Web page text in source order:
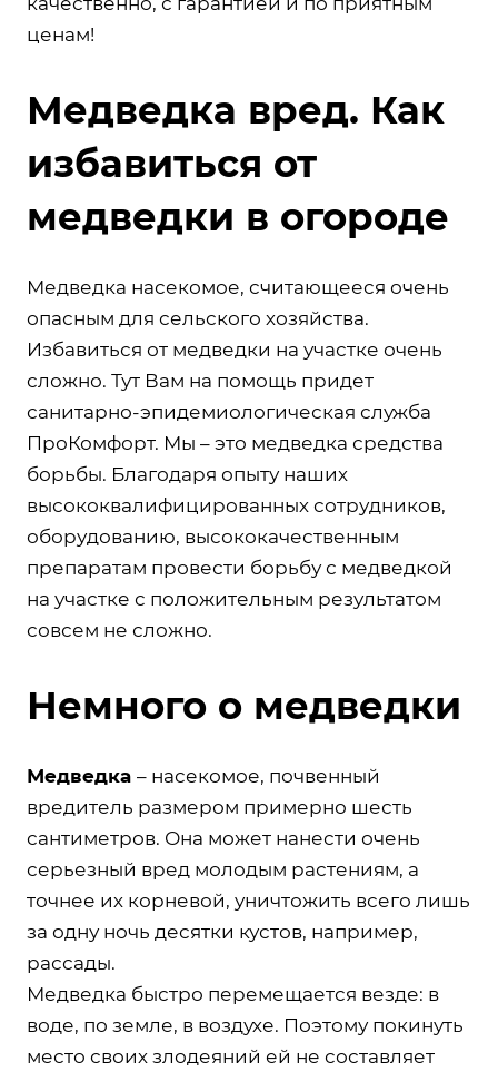
ценам!
Медведка вред. Как
избавиться от
медведки в огороде
Медведка насекомое, считающееся очень
опасным для сельского хозяйства.
Избавиться от медведки на участке очень
сложно. Тут Вам на помощь придет
санитарно-эпидемиологическая служба
ПроКомфорт. Мы – это медведка средства
борьбы. Благодаря опыту наших
высококвалифицированных сотрудников,
оборудованию, высококачественным
препаратам провести борьбу с медведкой
на участке с положительным результатом
совсем не сложно.
Немного о медведки
Медведка – насекомое, почвенный
вредитель размером примерно шесть
сантиметров. Она может нанести очень
серьезный вред молодым растениям, а
точнее их корневой, уничтожить всего лишь
за одну ночь десятки кустов, например,
рассады.
Медведка быстро перемещается везде: в
воде, по земле, в воздухе. Поэтому покинуть
место своих злодеяний ей не составляет